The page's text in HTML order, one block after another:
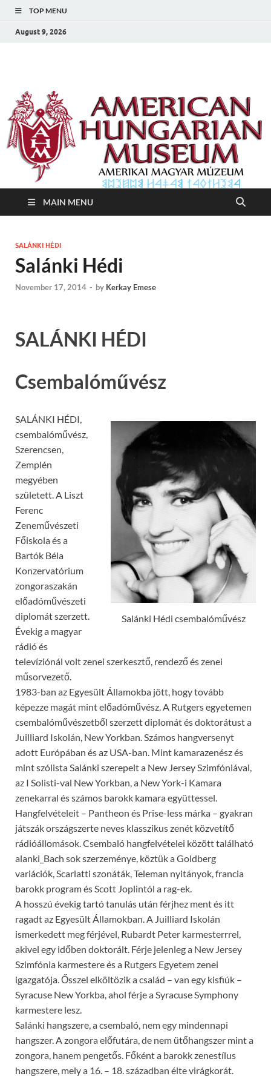
TOP MENU
August 9, 2026
Amerikai Magyar
Múzeum
MAIN MENU
SALÁNKI HÉDI
Salánki Hédi
November 17, 2014 - by Kerkay Emese
SALÁNKI HÉDI
Csembalóművész
Salánki Hédi csembalóművész
SALÁNKI HÉDI,
csembalóművész,
Szerencsen,
Zemplén
megyében
született. A Liszt
Ferenc
Zeneművészeti
Főiskola és a
Bartók Béla
Konzervatórium
zongoraszakán
előadóművészeti
diplomát szerzett.
Évekig a magyar
rádió és
televíziónál volt zenei szerkesztő, rendező és zenei
műsorvezető.
1983-ban az Egyesült Államokba jött, hogy tovább
képezze magát mint előadóművész. A Rutgers egyetemen
csembalóművészetből szerzett diplomát és doktorátust a
Juilliard Iskolán, New Yorkban. Számos hangversenyt
adott Európában és az USA-ban. Mint kamarazenész és
mint szólista Salánki szerepelt a New Jersey Szimfóniával,
az I Solisti-val New Yorkban, a New York-i Kamara
zenekarral és számos barokk kamara együttessel.
Hangfelvételeit – Pantheon és Prise-less márka – gyakran
játszák országszerte neves klasszikus zenét közvetítő
rádióállomások. Csembaló hangfelvételei között található
alanki_Bach sok szerzeménye, köztük a Goldberg
variációk, Scarlatti szonáták, Teleman nyitányok, francia
barokk program és Scott Joplintól a rag-ek.
A hosszú évekig tartó tanulás után férjhez ment és itt
ragadt az Egyesült Államokban. A Juilliard Iskolán
ismerkedett meg férjével, Rubardt Peter karmesterrrel,
akivel egy időben doktorált. Férje jelenleg a New Jersey
Szimfónia karmestere és a Rutgers Egyetem zenei
igazgatója. Ősszel elköltözik a család – van egy kisfiúk –
Syracuse New Yorkba, ahol férje a Syracuse Symphony
karmestere lesz.
Salánki hangszere, a csembaló, nem egy mindennapi
hangszer. A zongora előfutára, de nem ütőhangszer mint a
zongora, hanem pengetős. Főként a barokk zenestílus
hangszere, mely a 16. – 18. században élte virágkorát.